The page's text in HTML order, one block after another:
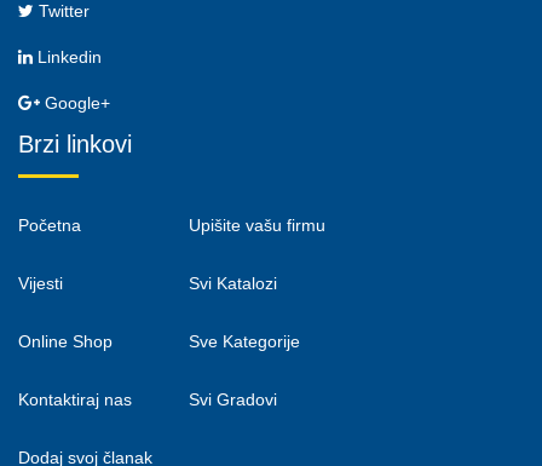
Twitter
Linkedin
Google+
Brzi linkovi
Početna
Vijesti
Online Shop
Kontaktiraj nas
Dodaj svoj članak
Upišite vašu firmu
Svi Katalozi
Sve Kategorije
Svi Gradovi